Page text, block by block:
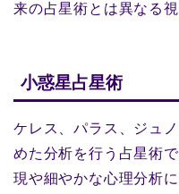
来の占星術とは異なる
小惑星占星術
ケレス、パラス、ジュ
めた分析を行う占星術
現や細やかな心理分析に